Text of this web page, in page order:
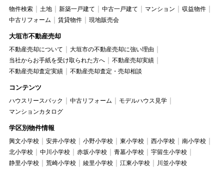
物件検索 土地 新築一戸建て 中古一戸建て マンション
収益物件
中古リフォーム
賃貸物件 現地販売会
大垣市不動産売却
不動産売却について
大垣市の不動産売却に強い理由
当社からお手紙を受け取られた方へ
不動産売却実績
不動産売却査定実績
不動産売却査定・売却相談
コンテンツ
ハウスリースバック 中古リフォーム
モデルハウス見学
マンションカタログ
学区別物件情報
興文小学校 安井小学校 小野小学校 東小学校 西小学校
南小学校
北小学校
中川小学校 赤坂小学校 青墓小学校
宇留生小学校
静里小学校
荒崎小学校 綾里小学校 江東小学校 川並小学校